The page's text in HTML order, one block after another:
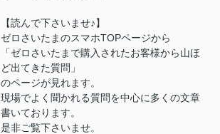
【読んで下さいませ♪】
ゼロさいたまのスマホTOPページから
「ゼロさいたまで購入されたお客様から山ほ
ど出てきた質問」
のページが見れます。
現場でよく聞かれる質問を中心に多くの文章
書いております。
是非ご覧下さいませ。